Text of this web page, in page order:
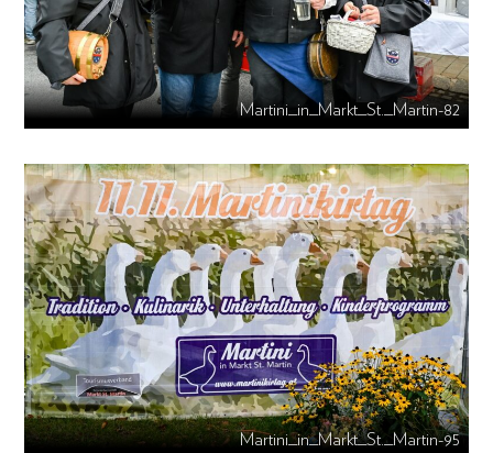
Martini_in_Markt_St._Martin-82
Martini_in_Markt_St._Martin-95